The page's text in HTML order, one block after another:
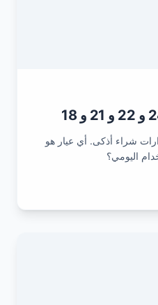
شراء أذكى. أي عيار هو
اليومي؟